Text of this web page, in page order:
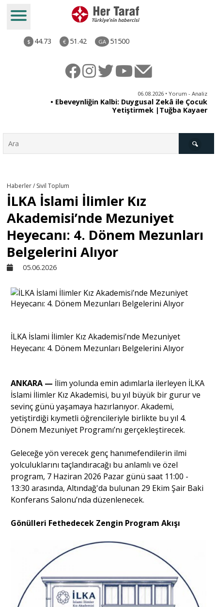
$ 44.73 € 51.42 GA 51500
06.08.2026 • Yorum - Analiz
• Ebeveynliğin Kalbi: Duygusal Zekâ ile Çocuk
Yetiştirmek |Tuğba Kayaer
Derkenar
Sivil Toplum
Ekonomi
Dünya
Söyleşi
Yazı Dizisi
Portre
Yazarlar
Dosya Haber
Ankara Analiz
Haberler / Sivil Toplum
İLKA İslami İlimler Kız
Akademisi’nde Mezuniyet
Heyecanı: 4. Dönem Mezunları
Belgelerini Alıyor
05.06.2026
İLKA İslami İlimler Kız Akademisi’nde Mezuniyet
Heyecanı: 4. Dönem Mezunları Belgelerini Alıyor
​ANKARA — İlim yolunda emin adımlarla ilerleyen İLKA
İslami İlimler Kız Akademisi, bu yıl büyük bir gurur ve
sevinç günü yaşamaya hazırlanıyor. Akademi,
yetiştirdiği kıymetli öğrencileriyle birlikte bu yıl 4.
Dönem Mezuniyet Programı’nı gerçekleştirecek.
​Geleceğe yön verecek genç hanımefendilerin ilmi
yolculuklarını taçlandıracağı bu anlamlı ve özel
program, 7 Haziran 2026 Pazar günü saat 11:00 -
13:30 arasında, Altındağ'da bulunan 29 Ekim Şair Baki
Konferans Salonu’nda düzenlenecek.
Gönülleri Fethedecek Zengin Program Akışı